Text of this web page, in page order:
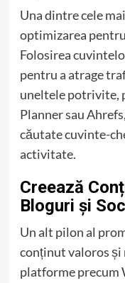
Una dintre cele
optimizarea
Folosirea
pentru a atrage
uneltele potrivite,
Planner sau
căutate cuvinte-
activitate.
Creează
Bloguri și
Un alt pilon al
conținut valoros
platforme precum